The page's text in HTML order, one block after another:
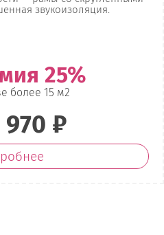
звукоизоляция.
25%
более 15 м2
970 ₽